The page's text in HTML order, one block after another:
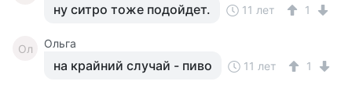
ну ситро тоже подойдет. 11 лет 1
Ол Ольга
на крайний случай - пиво 11 лет 1